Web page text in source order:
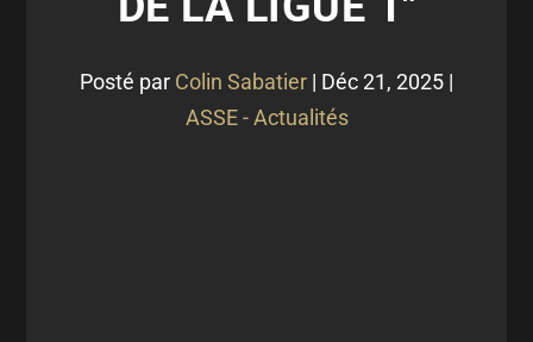
Posté par Colin Sabatier | Déc 21, 2025 |
ASSE - Actualités